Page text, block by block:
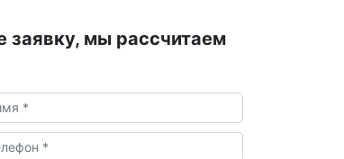
заявку, мы рассчитаем